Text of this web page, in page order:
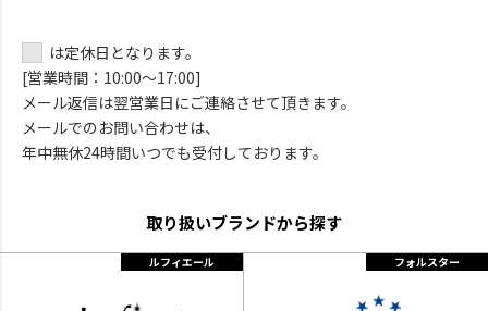
は定休日となります。
[営業時間：10:00～17:00]
メール返信は翌営業日にご連絡させて頂きます。
メールでのお問い合わせは、
年中無休24時間いつでも受付しております。
取り扱いブランドから探す
ルフィエール フォルスター